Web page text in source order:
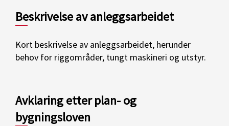
Beskrivelse av anleggsarbeidet
Kort beskrivelse av anleggsarbeidet, herunder
behov for riggområder, tungt maskineri og utstyr.
Avklaring etter plan- og
bygningsloven